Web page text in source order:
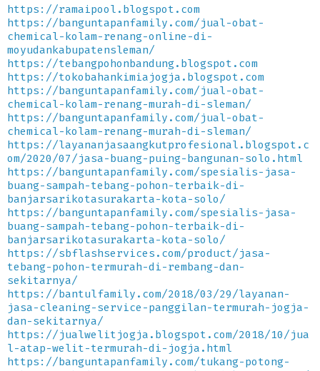
https://ramaipool.blogspot.com
https://banguntapanfamily.com/jual-obat-
chemical-kolam-renang-online-di-
moyudankabupatensleman/
https://tebangpohonbandung.blogspot.com
https://tokobahankimiajogja.blogspot.com
https://banguntapanfamily.com/jual-obat-
chemical-kolam-renang-murah-di-sleman/
https://banguntapanfamily.com/jual-obat-
chemical-kolam-renang-murah-di-sleman/
https://layananjasaangkutprofesional.blogspot.c
om/2020/07/jasa-buang-puing-bangunan-solo.html
https://banguntapanfamily.com/spesialis-jasa-
buang-sampah-tebang-pohon-terbaik-di-
banjarsarikotasurakarta-kota-solo/
https://banguntapanfamily.com/spesialis-jasa-
buang-sampah-tebang-pohon-terbaik-di-
banjarsarikotasurakarta-kota-solo/
https://sbflashservices.com/product/jasa-
tebang-pohon-termurah-di-rembang-dan-
sekitarnya/
https://bantulfamily.com/2018/03/29/layanan-
jasa-cleaning-service-panggilan-termurah-jogja-
dan-sekitarnya/
https://jualwelitjogja.blogspot.com/2018/10/jua
l-atap-welit-termurah-di-jogja.html
https://banguntapanfamily.com/tukang-potong-